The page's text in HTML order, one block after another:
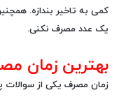
یک عدد مصرف نکنی.
بهترین زمان
زمان مصرف یکی از سوالات